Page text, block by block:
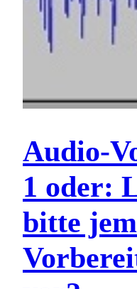
Audio-
1 oder:
bitte